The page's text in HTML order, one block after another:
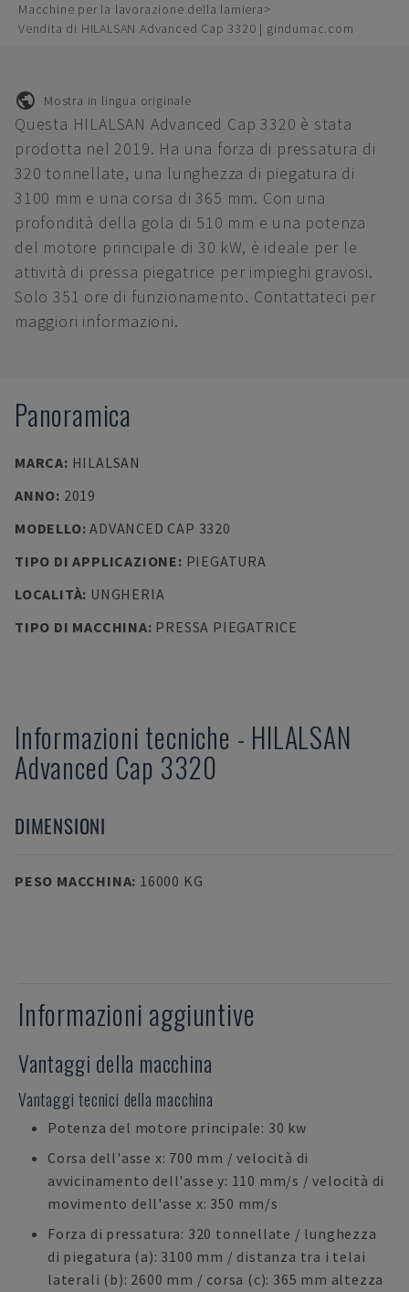
Macchine per la lavorazione della lamiera
Vendita di HILALSAN Advanced Cap 3320 | gindumac.com
Mostra in lingua originale
Questa HILALSAN Advanced Cap 3320 è stata
prodotta nel 2019. Ha una forza di pressatura di
320 tonnellate, una lunghezza di piegatura di
3100 mm e una corsa di 365 mm. Con una
profondità della gola di 510 mm e una potenza
del motore principale di 30 kW, è ideale per le
attività di pressa piegatrice per impieghi gravosi.
Solo 351 ore di funzionamento. Contattateci per
maggiori informazioni.
Panoramica
MARCA: HILALSAN
ANNO: 2019
MODELLO:ADVANCED CAP 3320
TIPO DI APPLICAZIONE: PIEGATURA
LOCALITÀ: UNGHERIA
TIPO DI MACCHINA: PRESSA PIEGATRICE
Informazioni tecniche - HILALSAN
Advanced Cap 3320
DIMENSIONI
PESO MACCHINA: 16000 KG
Informazioni aggiuntive
Vantaggi della macchina
Vantaggi tecnici della macchina
Potenza del motore principale: 30 kw
Corsa dell'asse x: 700 mm / velocità di
avvicinamento dell'asse y: 110 mm/s / velocità di
movimento dell'asse x: 350 mm/s
Forza di pressatura: 320 tonnellate / lunghezza
di piegatura (a): 3100 mm / distanza tra i telai
laterali (b): 2600 mm / corsa (c): 365 mm altezza